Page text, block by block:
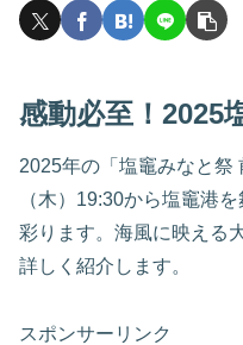
感動必至！2025
2025年の「塩竈みなと祭
（木）19:30から塩竈港
彩ります。海風に映える
詳しく紹介します。
スポンサーリンク